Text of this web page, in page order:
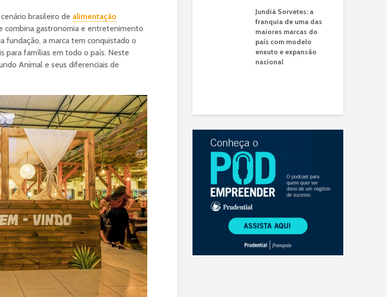
brasileiro de alimentação
combina gastronomia e entretenimento
fundação, a marca tem conquistado o
para famílias em todo o país. Neste
Animal e seus diferenciais de
Nacional
Projeto Piloto de Loja
Monomarca:
Validando seu
Modelo de Negócio
oportunidade de
negócio
Jundiá Sorvetes: a
franquia de uma das
maiores marcas do
país com modelo
enxuto e expansão
nacional